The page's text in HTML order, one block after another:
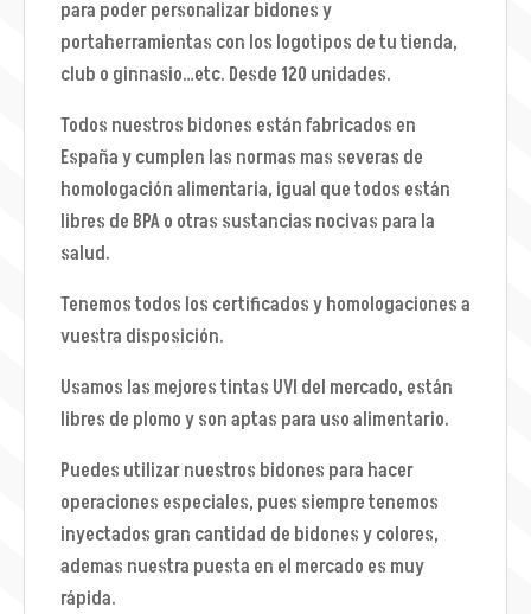
para poder personalizar bidones y
portaherramientas con los logotipos de tu tienda,
club o ginnasio…etc. Desde 120 unidades.
Todos nuestros bidones están fabricados en
España y cumplen las normas mas severas de
homologación alimentaria, igual que todos están
libres de BPA o otras sustancias nocivas para la
salud.
Tenemos todos los certificados y homologaciones a
vuestra disposición.
Usamos las mejores tintas UVI del mercado, están
libres de plomo y son aptas para uso alimentario.
Puedes utilizar nuestros bidones para hacer
operaciones especiales, pues siempre tenemos
inyectados gran cantidad de bidones y colores,
ademas nuestra puesta en el mercado es muy
rápida.